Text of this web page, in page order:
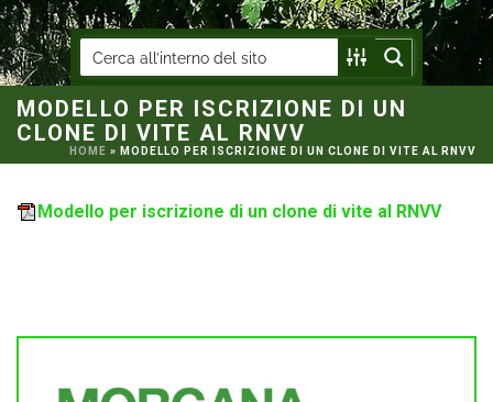
MODELLO PER ISCRIZIONE DI UN
CLONE DI VITE AL RNVV
HOME » MODELLO PER ISCRIZIONE DI UN CLONE DI VITE AL RNVV
Modello per iscrizione di un clone di vite al RNVV